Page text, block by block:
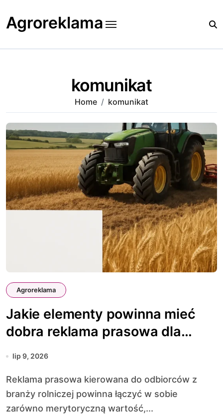
content
Agroreklama
komunikat
Home komunikat
Agroreklama
Jakie elementy powinna mieć
dobra reklama prasowa dla
rolnictwa
lip 9, 2026
Reklama prasowa kierowana do odbiorców z
branży rolniczej powinna łączyć w sobie
zarówno merytoryczną wartość,...